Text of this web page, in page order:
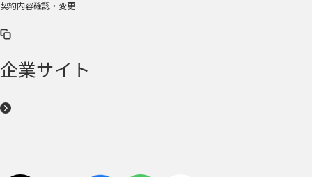
契約内容確認・変更
企業サイト